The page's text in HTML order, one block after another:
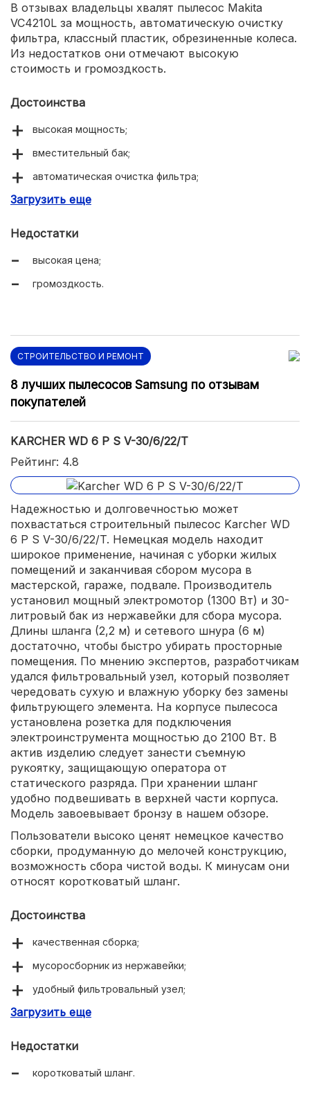
В отзывах владельцы хвалят пылесос Makita
VC4210L за мощность, автоматическую очистку
фильтра, классный пластик, обрезиненные колеса.
Из недостатков они отмечают высокую
стоимость и громоздкость.
Достоинства
высокая мощность;
вместительный бак;
автоматическая очистка фильтра;
мощная розетка на корпусе.
Загрузить еще
Недостатки
высокая цена;
громоздкость.
СТРОИТЕЛЬСТВО И РЕМОНТ
8 лучших пылесосов Samsung по отзывам
покупателей
KARCHER WD 6 P S V-30/6/22/T
Рейтинг: 4.8
Надежностью и долговечностью может
похвастаться строительный пылесос Karcher WD
6 P S V-30/6/22/T. Немецкая модель находит
широкое применение, начиная с уборки жилых
помещений и заканчивая сбором мусора в
мастерской, гараже, подвале. Производитель
установил мощный электромотор (1300 Вт) и 30-
литровый бак из нержавейки для сбора мусора.
Длины шланга (2,2 м) и сетевого шнура (6 м)
достаточно, чтобы быстро убирать просторные
помещения. По мнению экспертов, разработчикам
удался фильтровальный узел, который позволяет
чередовать сухую и влажную уборку без замены
фильтрующего элемента. На корпусе пылесоса
установлена розетка для подключения
электроинструмента мощностью до 2100 Вт. В
актив изделию следует занести съемную
рукоятку, защищающую оператора от
статического разряда. При хранении шланг
удобно подвешивать в верхней части корпуса.
Модель завоевывает бронзу в нашем обзоре.
Пользователи высоко ценят немецкое качество
сборки, продуманную до мелочей конструкцию,
возможность сбора чистой воды. К минусам они
относят коротковатый шланг.
Достоинства
качественная сборка;
мусоросборник из нержавейки;
удобный фильтровальный узел;
продуманная конструкция.
Загрузить еще
Недостатки
коротковатый шланг.